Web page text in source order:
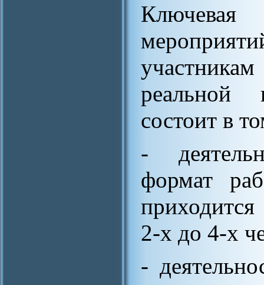
реальной
состоит в
-
формат
2-х до 4-х
-